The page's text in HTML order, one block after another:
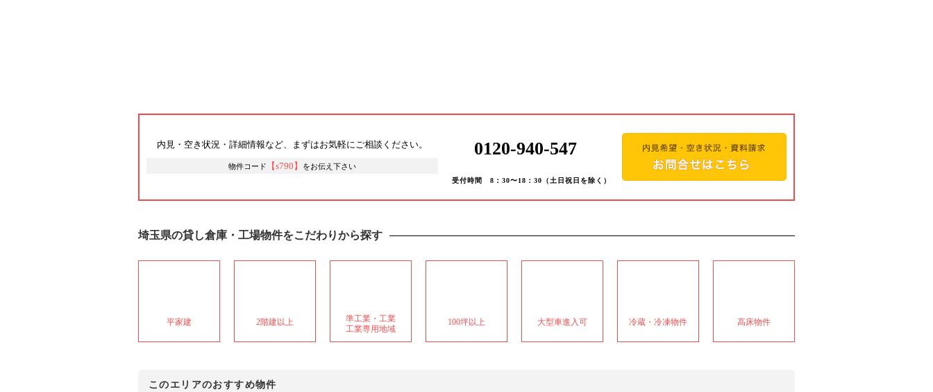
内見・空き状況・詳細情報など、まずはお気軽にご相談ください。
物件コード 【s790】 をお伝え下さい
0120-940-547
受付時間 8：30〜18：30（土日祝日を除く）
埼玉県の貸し倉庫・工場物件をこだわりから探す
平家建 2階建以上
準工業・工業
工業専用地域
100坪以上 大型車進入可 冷蔵・冷凍物件 高床物件
このエリアのおすすめ物件